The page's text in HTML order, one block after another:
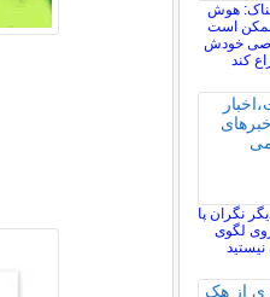
هوش
است
خودش
کند
نگران پا
لگوی